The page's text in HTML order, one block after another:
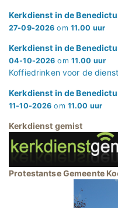
Kerkdienst in de
27-09-2026 om 11.00 uur
Kerkdienst in de
04-10-2026 om 11.00 uur
Koffiedrinken voor de dienst
Kerkdienst in de
11-10-2026 om 11.00 uur
Kerkdienst gemist
Protestantse Gemeente